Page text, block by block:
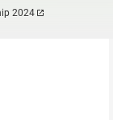
2024